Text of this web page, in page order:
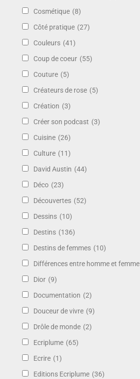
Cosmétique (8)
Côté pratique (27)
Couleurs (41)
Coup de coeur (55)
Couture (5)
Créateurs de rose (5)
Création (3)
Créer son podcast (3)
Cuisine (26)
Culture (11)
David Austin (44)
Déco (23)
Découvertes (52)
Dessins (10)
Destins (136)
Destins de femmes (10)
Différences entre homme et femme
Dior (9)
Documentation (2)
Douceur de vivre (9)
Drôle de monde (2)
Ecriplume (65)
Ecrire (1)
Editions Ecriplume (36)